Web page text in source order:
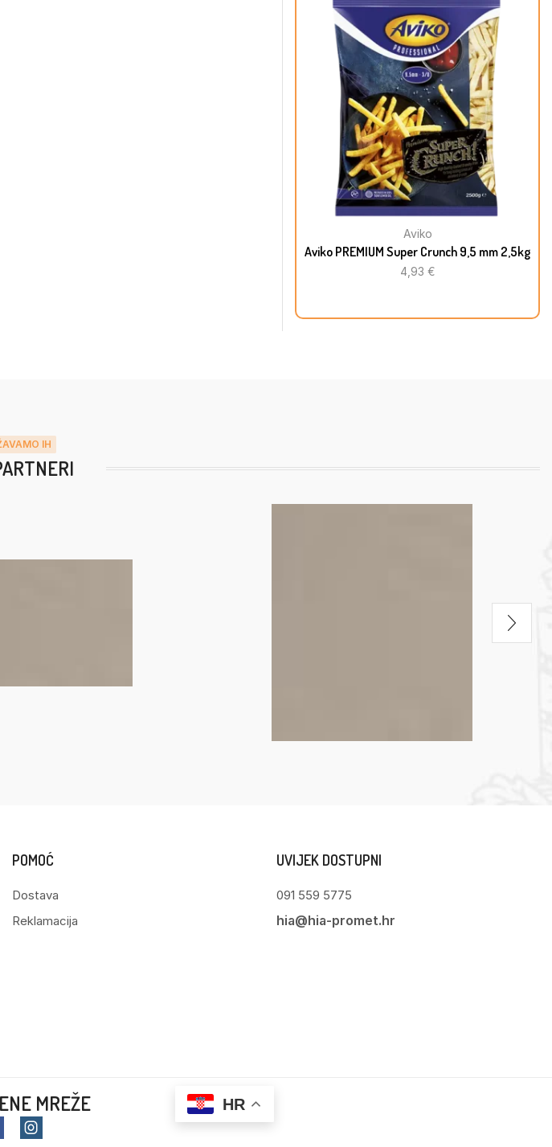
Aviko
Aviko PREMIUM Super Crunch 9,5 mm 2,5kg
4,93 €
IH
POMOĆ
Dostava
Reklamacija
UVIJEK DOSTUPNI
091 559 5775
hia@hia-promet.hr
MREŽE HR